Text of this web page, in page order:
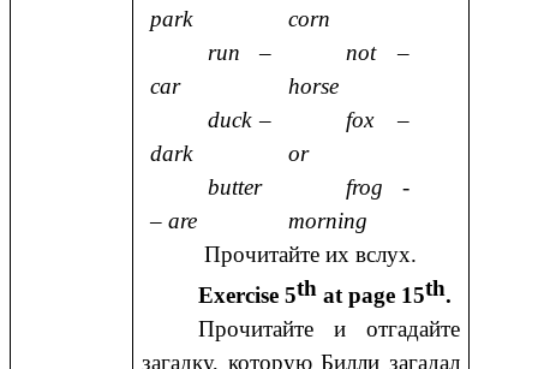
park
run –
car
duck –
dark
butter
– are
corn
not –
horse
fox –
or
frog -
morning
Прочитайте их вслух.
Exercise 5th at page 15th.
Прочитайте и отгадайте
загадку, которую Билли загадал